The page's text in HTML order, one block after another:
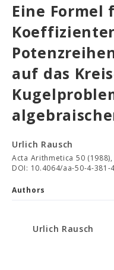
Eine Formel
auf das
Urlich Rausch
Acta Arithmetica 50
DOI: 10.4064/aa-50-4-381-
Authors
Urlich Rausch